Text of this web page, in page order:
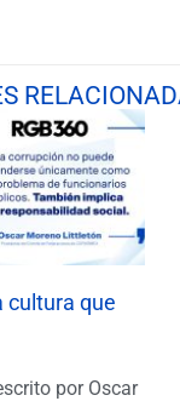
cultura que
por Oscar